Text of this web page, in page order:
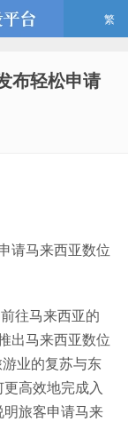
繁
布轻松申请
请马来西亚数位
往马来西亚的
出马来西亚数位
业的复苏与东
高效地完成入
旅客申请马来